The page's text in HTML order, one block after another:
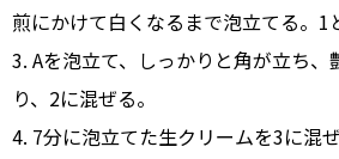
煎にかけて白くなるまで泡立てる。1
3. Aを泡立て、しっかりと角が立ち
り、2に混ぜる。
4. 7分に泡立てた生クリームを3に混